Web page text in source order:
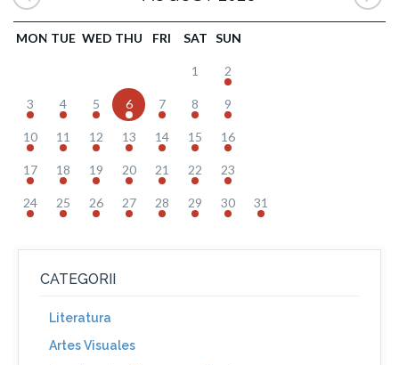
MON TUE WED THU FRI SAT SUN
1 2
3 4 5 6 7 8 9
10 11 12 13 14 15 16
17 18 19 20 21 22 23
24 25 26 27 28 29 30 31
CATEGORII
Literatura
Artes Visuales